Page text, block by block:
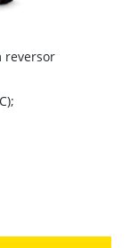
reversor